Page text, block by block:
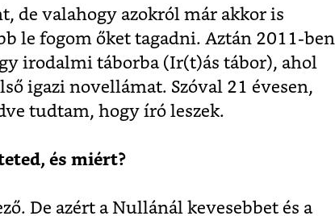
de valahogy azokról már akkor is
le fogom őket tagadni. Aztán 2011-ben
irodalmi táborba (Ir(t)ás tábor), ahol
igazi novellámat. Szóval 21 évesen,
tudtam, hogy író leszek.
és miért?
De azért a Nullánál kevesebbet és a